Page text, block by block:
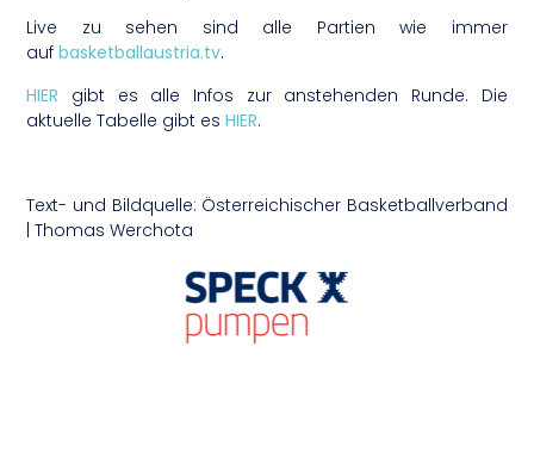
Live zu sehen sind alle Partien wie immer
aufbasketballaustria.tv.
HIER gibt es alle Infos zur anstehenden Runde. Die
aktuelle Tabelle gibt esHIER.
Text- und Bildquelle: Österreichischer Basketballverband
| Thomas Werchota